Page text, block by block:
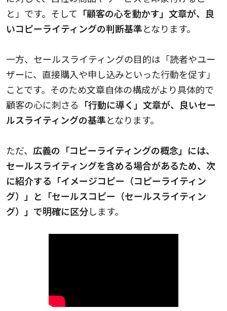
と」です。そして 「顧客の心を動かす」文章が、良
いコピーライティングの判断基準となります。
一方、セールスライティングの目的は「読者やユー
ザーに、直接購入や申し込みといった行動を促す」
ことです。そのため文章自体の構成がより具体的で
顧客の心に刺さる 「行動に導く」文章が、良いセー
ルスライティングの基準となります。
ただ、 広義の「コピーライティングの概念」には、
セールスライティングを含める場合があるため、次
に紹介する「イメージコピー（コピーライティン
グ）」と「セールスコピー（セールスライティン
グ）」で明確に区分します。